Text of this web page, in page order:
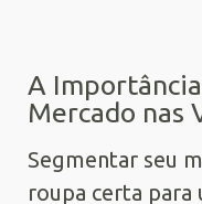
A
Mercado nas
Segmentar seu
roupa certa para